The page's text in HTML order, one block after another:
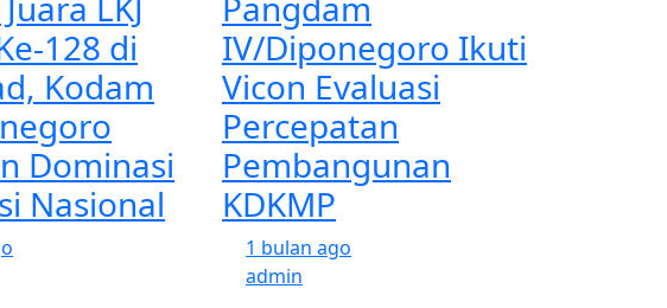
128 di
Kodam
Dominasi
Nasional
IV/Diponegoro Ikuti
Vicon Evaluasi
Percepatan
Pembangunan
KDKMP
1 bulan ago
admin